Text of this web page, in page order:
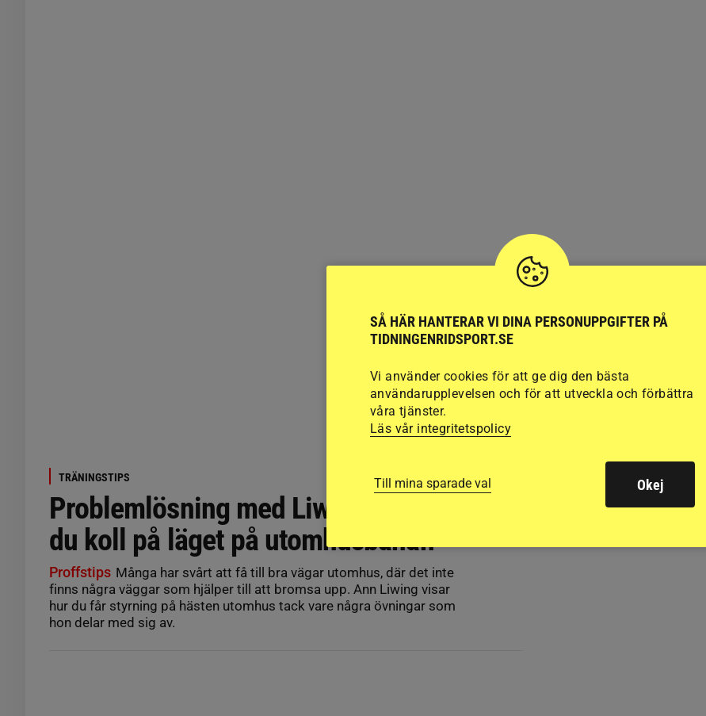
TRÄNINGSTIPS
Problemlösning med Liwing: Så får
du koll på läget på utomhusbanan
Proffstips Många har svårt att få till bra vägar utomhus, där det inte
finns några väggar som hjälper till att bromsa upp. Ann Liwing visar
hur du får styrning på hästen utomhus tack vare några övningar som
hon delar med sig av.
SÅ HÄR HANTERAR VI DINA PERSONUPPGIFTER PÅ
TIDNINGENRIDSPORT.SE
Vi använder cookies för att ge dig den bästa
användarupplevelsen och för att utveckla och förbättra
våra tjänster.
Läs vår integritetspolicy
Till mina sparade val Okej